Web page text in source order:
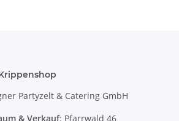
Partyzelt & Catering GmbH
& Verkauf: Pfarrwald 46